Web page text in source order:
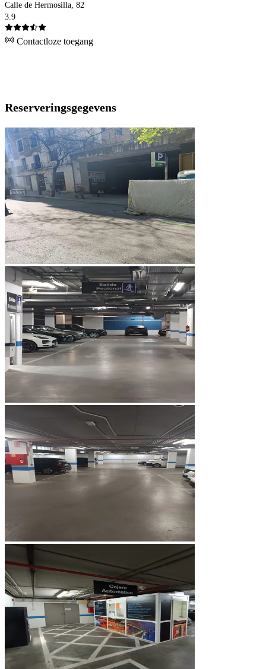
Calle de Hermosilla, 82
3.9
Contactloze toegang
Reserveringsgegevens